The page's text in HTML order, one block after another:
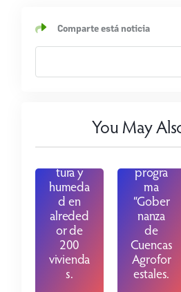
Comparte está noticia
You May
INFOR y
tura y
humeda
d en
alreded
or de
200
vivienda
s.
cuarto
taller
progra
ma
“Gober
nanza
de
Cuencas
Agrofor
estales.